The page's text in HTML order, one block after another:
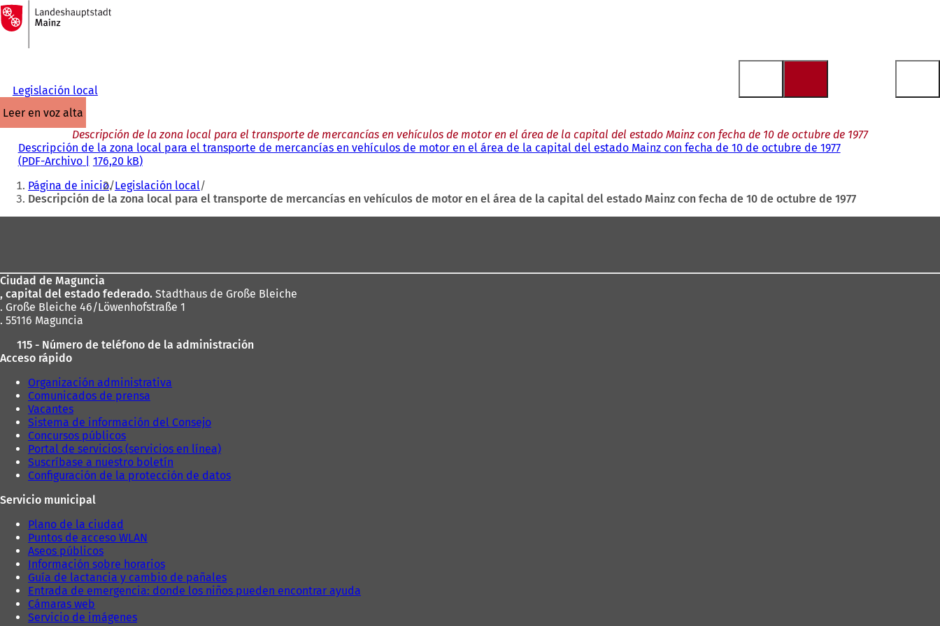
Saltar al contenido
A
la
página
Legislación local
leer en voz alta
Descripción de la zona local para el transporte de mercancías en vehículos de motor en el área de la capital del estado Mainz con fecha de 10 de octubre de 1977
Descripción de la zona local para el transporte de mercancías en vehículos de motor en el área de la capital del estado Mainz con fecha de 10 de octubre de 1977
PDF-Archivo 176,20 kB
Estás
aquí:
Página de inicio Legislación local
Descripción de la zona local para el transporte de mercancías en vehículos de motor en el área de la capital del estado Mainz con fecha de 10 de octubre de 1977
pies
Ciudad de Maguncia
, capital del estado federado. Stadthaus de Große Bleiche
. Große Bleiche 46/Löwenhofstraße 1
. 55116 Maguncia
115 - Número de teléfono de la administración
Acceso rápido
Organización administrativa
Comunicados de prensa
Vacantes
Sistema de información del Consejo
Concursos públicos
Portal de servicios (servicios en línea)
Suscríbase a nuestro boletín
Configuración de la protección de datos
Servicio municipal
Plano de la ciudad
Puntos de acceso WLAN
Aseos públicos
Información sobre horarios
Guía de lactancia y cambio de pañales
Entrada de emergencia: donde los niños pueden encontrar ayuda
Cámaras web
Servicio de imágenes